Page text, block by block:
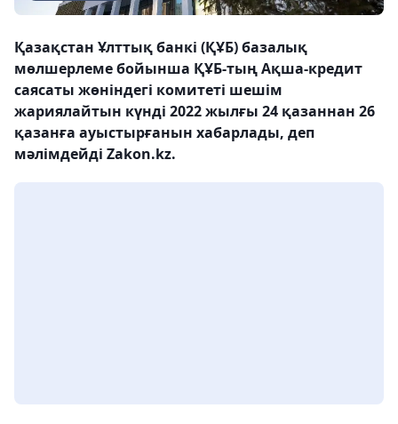
Қазақстан Ұлттық банкі (ҚҰБ) базалық
мөлшерлеме бойынша ҚҰБ-тың Ақша-кредит
саясаты жөніндегі комитеті шешім
жариялайтын күнді 2022 жылғы 24 қазаннан 26
қазанға ауыстырғанын хабарлады, деп
мәлімдейді Zakon.kz.